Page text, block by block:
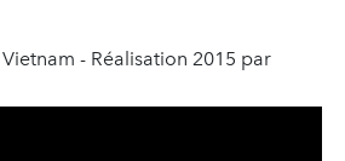
- Réalisation 2015 par